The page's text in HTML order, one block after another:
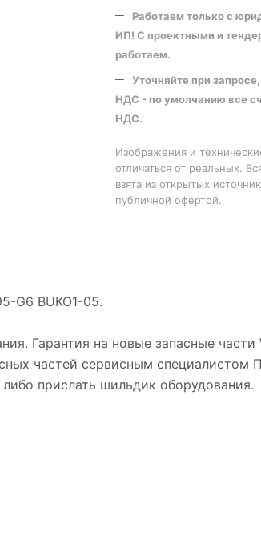
Работаем только с
ИП! С проектными и
работаем.
Уточняйте при
НДС - по умолчанию все
НДС.
Изображения и
отличаться от реальных.
взята из открытых
публичной офертой.
G6 BUKO1-05.
Гарантия на новые запасные части
частей сервисным специалистом
прислать шильдик оборудования.